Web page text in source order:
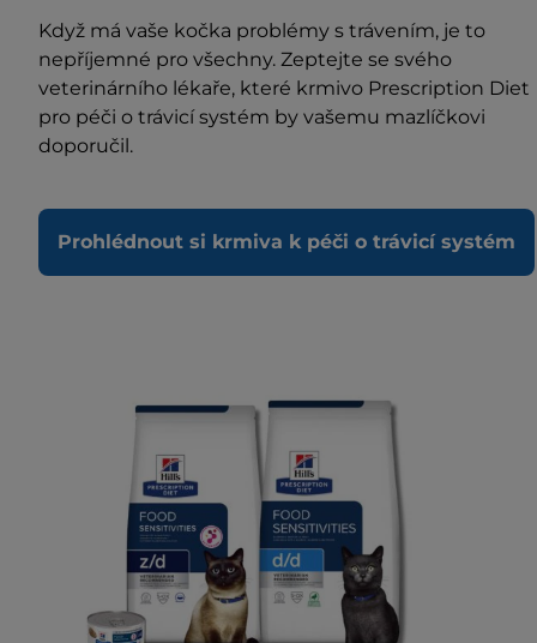
Když má vaše kočka problémy s trávením, je to
nepříjemné pro všechny. Zeptejte se svého
veterinárního lékaře, které krmivo Prescription Diet
pro péči o trávicí systém by vašemu mazlíčkovi
doporučil.
Prohlédnout si krmiva k péči o trávicí systém